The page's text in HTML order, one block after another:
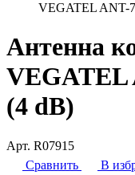
VEGATEL ANT-
Антенна
VEGATEL
(4 dB)
Арт. R07915
Сравнить
В